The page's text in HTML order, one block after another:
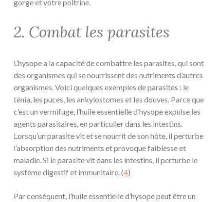
gorge et votre poitrine.
2. Combat les parasites
L’hysope a la capacité de combattre les parasites, qui sont
des organismes qui se nourrissent des nutriments d’autres
organismes. Voici quelques exemples de parasites : le
ténia, les puces, les ankylostomes et les douves. Parce que
c’est un vermifuge, l’huile essentielle d’hysope expulse les
agents parasitaires, en particulier dans les intestins.
Lorsqu’un parasite vit et se nourrit de son hôte, il perturbe
l’absorption des nutriments et provoque faiblesse et
maladie. Si le parasite vit dans les intestins, il perturbe le
système digestif et immunitaire. (4)
Par conséquent, l’huile essentielle d’hysope peut être un